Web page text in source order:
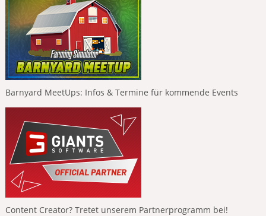
Barnyard MeetUps: Infos & Termine für kommende Events
Content Creator? Tretet unserem Partnerprogramm bei!